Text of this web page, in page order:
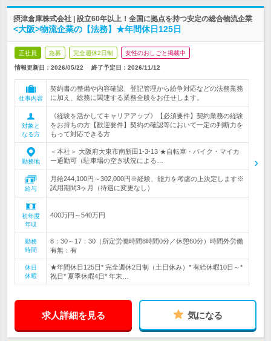
摂津倉庫株式会社 | 設立60年以上！全国に拠点を持つ安定の総合物流企業
<大阪>物流企業の【法務】★年間休日125日
正社員 急募 完全週休2日制 女性のおしごと掲載中
情報更新日：2026/05/22 終了予定日： 2026/11/12
仕事内容
契約書の整備や内容確認、登記管理から紛争対応などの法務業務
に加え、総務に関連する業務全般をお任せします。
対象と
なる方
《経験を活かしてキャリアアップ》【必須要件】契約業務の経験
をお持ちの方【歓迎要件】契約の確認等において一定の判断力を
もって対応できる方
勤務地
＜本社＞ 大阪府大東市南新田1-3-13 ★自転車・バイク・マイカ
ー通勤可（駐車場の空き状況による…
給与
月給244,100円～302,000円※経験、能力を考慮の上決定します※
試用期間3ヶ月（待遇に変更なし）
初年度
年収
400万円～540万円
勤務
時間
8：30～17：30（所定労働時間8時間0分／休憩60分）時間外労働
有無：有
休日
休暇
★年間休日125日* 完全週休2日制（土日休み）* 有給休暇10日～*
祝日* 夏季休暇4日* 年末…
求人詳細を見る 気になる